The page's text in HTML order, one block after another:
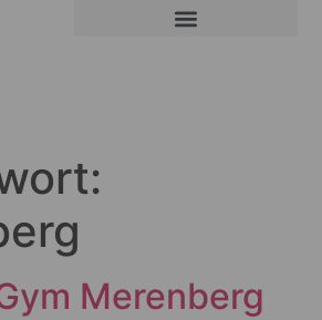
Merenberg